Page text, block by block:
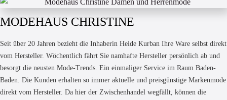
MODEHAUS CHRISTINE
Seit über 20 Jahren bezieht die Inhaberin Heide Kurban Ihre Ware selbst direkt
vom Hersteller. Wöchentlich fährt Sie namhafte Hersteller persönlich ab und
besorgt die neusten Mode-Trends. Ein einmaliger Service im Raum Baden-
Baden. Die Kunden erhalten so immer aktuelle und preisgünstige Markenmode
direkt vom Hersteller. Da hier der Zwischenhandel wegfällt, können die